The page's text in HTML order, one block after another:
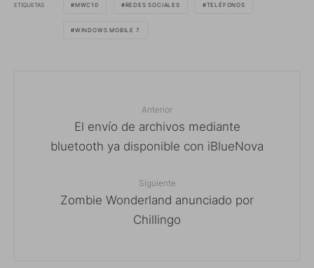
ETIQUETAS MWC10 REDES SOCIALES TELÉFONOS
WINDOWS MOBILE 7
Anterior
El envío de archivos mediante
bluetooth ya disponible con iBlueNova
Siguiente
Zombie Wonderland anunciado por
Chillingo